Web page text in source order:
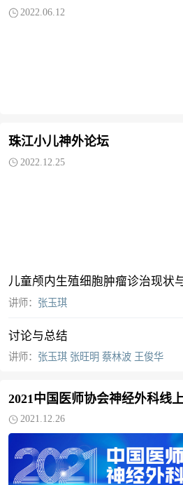
2022.06.12
珠江小儿神外论坛
2022.12.25
儿童颅内生殖细胞肿瘤诊治现状
讲师： 张玉琪
讨论与总结
讲师： 张玉琪 张旺明 蔡林波 王俊华
2021中国医师协会神经外科线
2021.12.26